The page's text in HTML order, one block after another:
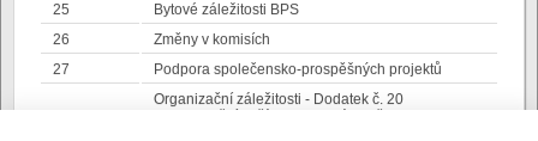
25
Bytové záležitosti BPS
26
Změny v komisích
27
Podpora společensko-prospěšných projektů
Organizační záležitosti - Dodatek č. 20